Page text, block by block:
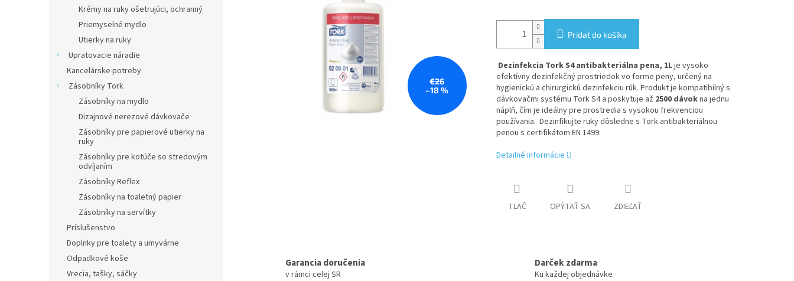
Krémy na ruky ošetrujúci, ochranný
Priemyselné mydlo
Utierky na ruky
Upratovacie náradie
Kancelárske potreby
Zásobníky Tork
Zásobníky na mydlo
Dizajnové nerezové dávkovače
Zásobníky pre papierové utierky na
ruky
Zásobníky pre kotúče so stredovým
odvíjaním
Zásobníky Reflex
Zásobníky na toaletný papier
Zásobníky na servítky
Príslušenstvo
Doplnky pre toalety a umyvárne
Odpadkové koše
Vrecia, tašky, sáčky
€26
–18 %
Pridať do košíka
Dezinfekcia Tork S4 antibakteriálna pena, 1Lje vysoko
efektívny dezinfekčný prostriedok vo forme peny, určený na
hygienickú a chirurgickú dezinfekciu rúk. Produkt je kompatibilný s
dávkovačmi systému Tork S4 a poskytuje až 2500 dávokna jednu
náplň, čím je ideálny pre prostredia s vysokou frekvenciou
používania. Dezinfikujte ruky dôsledne s Tork antibakteriálnou
penou s certifikátom EN 1499.
Detailné informácie
TLAČ OPÝTAŤ SA ZDIEĽAŤ
Garancia doručenia
v rámci celej SR
Darček zdarma
Ku každej objednávke